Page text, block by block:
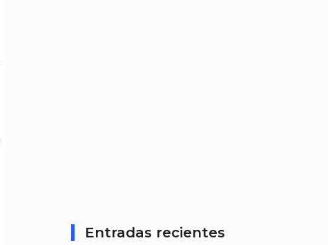
Entradas recientes